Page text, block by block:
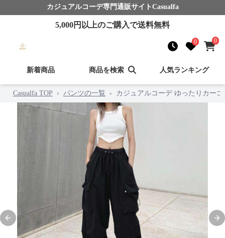
カジュアルコーデ専門通販サイト Casualfa
5,000円以上のご購入で送料無料
0 0
新着商品 商品を検索 人気ランキング
Casualfa TOP › パンツの一覧 › カジュアルコーデ ゆったりカー
Previous slide